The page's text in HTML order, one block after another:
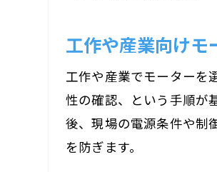
工作や産業向けモ
工作や産業でモーター
性の確認、という手順が
後、現場の電源条件や制
を防ぎます。